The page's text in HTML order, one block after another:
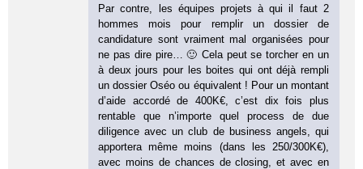
Par contre, les équipes projets à qui il faut 2
hommes mois pour remplir un dossier de
candidature sont vraiment mal organisées pour
ne pas dire pire… 🙂 Cela peut se torcher en un
à deux jours pour les boites qui ont déjà rempli
un dossier Oséo ou équivalent ! Pour un montant
d’aide accordé de 400K€, c’est dix fois plus
rentable que n’importe quel process de due
diligence avec un club de business angels, qui
apportera même moins (dans les 250/300K€),
avec moins de chances de closing, et avec en